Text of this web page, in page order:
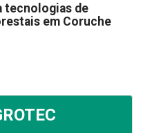
tecnologias de
em Coruche